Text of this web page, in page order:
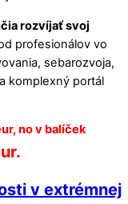
rozvíjať svoj
profesionálov vo
sebarozvoja,
komplexný portál
no v balíček
v extrémnej